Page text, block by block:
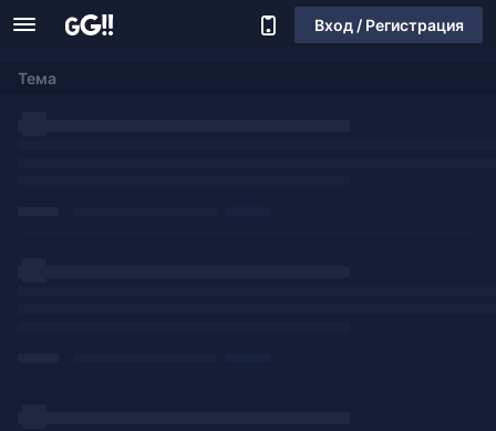
Вход / Регистрация
Тема